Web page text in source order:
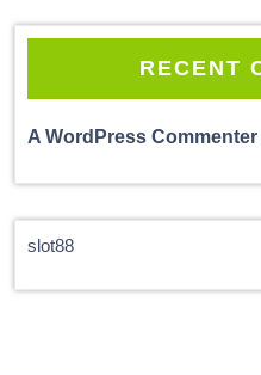
RECENT
A WordPress Commenter
slot88